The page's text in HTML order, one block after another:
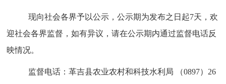
现向社会各界予以公示，公示期为发布之日起7天 ，欢
迎社会各界监督，如有异议，请在公示期内通过监督电话反
映情况。
监督电话：革吉县农业农村和科技水利局 （0897） 26